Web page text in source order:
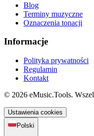
Blog
Terminy muzyczne
Oznaczenia tonacji
Informacje
Polityka prywatności
Regulamin
Kontakt
© 2026 eMusic.Tools.
Ustawienia cookies
Polski